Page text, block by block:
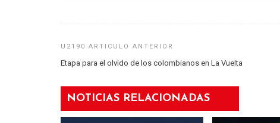
Etapa para el olvido de los colombianos en La Vuelta
NOTICIAS RELACIONADAS